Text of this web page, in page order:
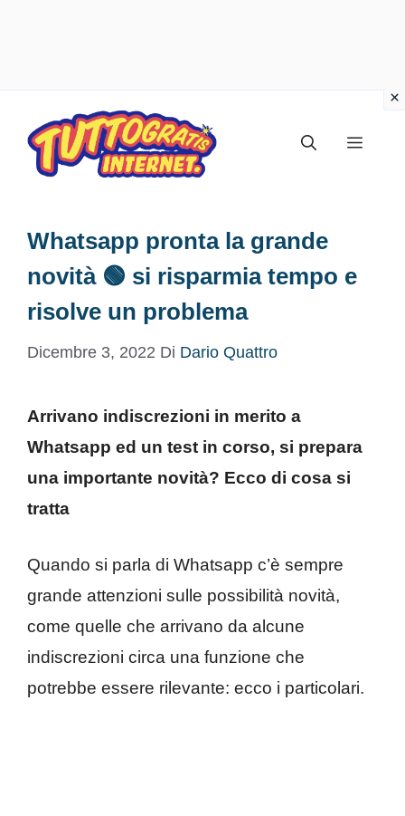
contenuto
Menu
Whatsapp pronta la grande
novità 🟢 si risparmia tempo e
risolve un problema
Dicembre 3, 2022 Di Dario Quattro
Arrivano indiscrezioni in merito a
Whatsapp ed un test in corso, si prepara
una importante novità? Ecco di cosa si
tratta
Quando si parla di Whatsapp c’è sempre
grande attenzioni sulle possibilità novità,
come quelle che arrivano da alcune
indiscrezioni circa una funzione che
potrebbe essere rilevante: ecco i particolari.